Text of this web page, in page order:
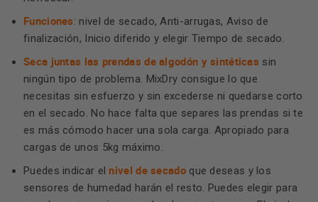
Funciones: nivel de secado, Anti-arrugas, Aviso de
finalización, Inicio diferido y elegir Tiempo de secado.
Seca juntas las prendas de algodón y sintéticas sin
ningún tipo de problema. MixDry consigue lo que
necesitas sin esfuerzo y sin excederse ni quedarse corto
en el secado. No hace falta que separes las prendas si te
es más cómodo hacer una sola carga. Apropiado para
cargas de unos 5kg máximo.
Puedes indicar el nivel de secadoque deseas y los
sensores de humedad harán el resto. Puedes elegir para